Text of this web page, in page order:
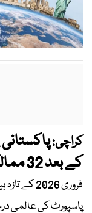
کراچی:
کے بعد 32 ممالک کا ویزا فری سفر ممکن ہوگیا۔
فروری